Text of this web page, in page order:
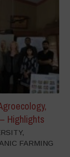
Highlights
FARMING